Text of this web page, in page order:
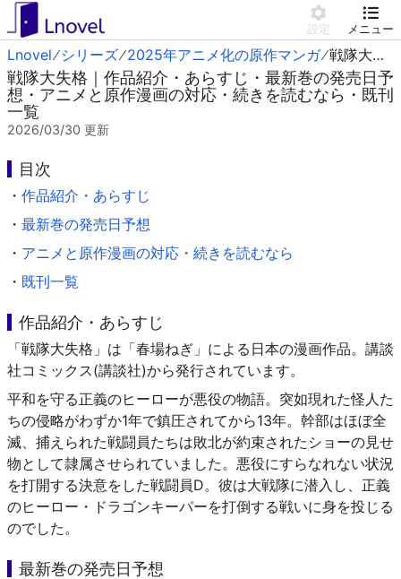
設定 メニュー
Lnovel シリーズ 2025年アニメ化の原作マンガ 戦隊大失格
戦隊大失格｜作品紹介・あらすじ・最新巻の発売日予
想・アニメと原作漫画の対応・続きを読むなら・既刊
一覧
2026/03/30 更新
目次
・ 作品紹介・あらすじ
・ 最新巻の発売日予想
・ アニメと原作漫画の対応・続きを読むなら
・ 既刊一覧
作品紹介・あらすじ
「戦隊大失格」は「春場ねぎ」による日本の漫画作品。講談
社コミックス(講談社)から発行されています。
平和を守る正義のヒーローが悪役の物語。突如現れた怪人た
ちの侵略がわずか1年で鎮圧されてから13年。幹部はほぼ全
滅、捕えられた戦闘員たちは敗北が約束されたショーの見せ
物として隷属させられていました。悪役にすらなれない状況
を打開する決意をした戦闘員D。彼は大戦隊に潜入し、正義
のヒーロー・ドラゴンキーパーを打倒する戦いに身を投じる
のでした。
最新巻の発売日予想